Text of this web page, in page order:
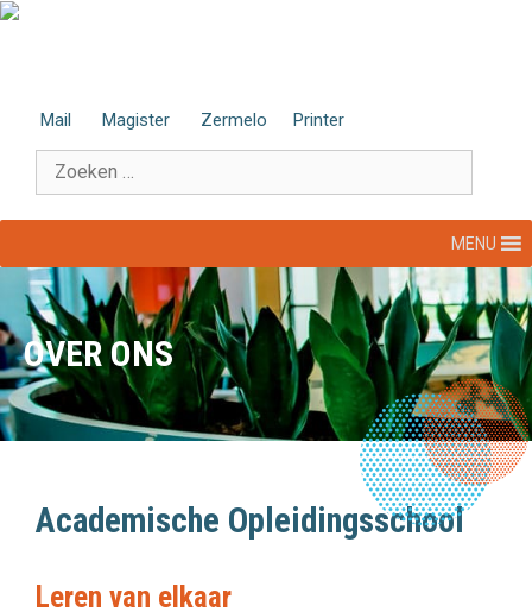
Ga
Mail Magister Zermelo Printer
Zoek
naar:
MENU
OVER ONS
Academische Opleidingsschool
Leren van elkaar